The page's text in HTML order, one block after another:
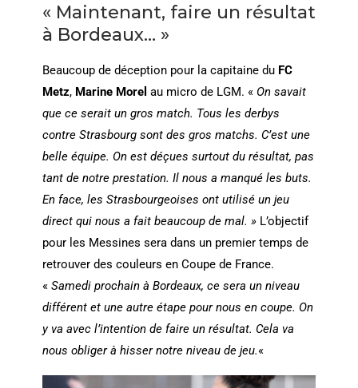
« Maintenant, faire un résultat
à Bordeaux… »
Beaucoup de déception pour la capitaine du FC
Metz, Marine Morel au micro de LGM. « On savait
que ce serait un gros match. Tous les derbys
contre Strasbourg sont des gros matchs. C’est une
belle équipe. On est déçues surtout du résultat, pas
tant de notre prestation. Il nous a manqué les buts.
En face, les Strasbourgeoises ont utilisé un jeu
direct qui nous a fait beaucoup de mal. »L’objectif
pour les Messines sera dans un premier temps de
retrouver des couleurs en Coupe de France.
« Samedi prochain à Bordeaux, ce sera un niveau
différent et une autre étape pour nous en coupe. On
y va avec l’intention de faire un résultat. Cela va
nous obliger à hisser notre niveau de jeu.«